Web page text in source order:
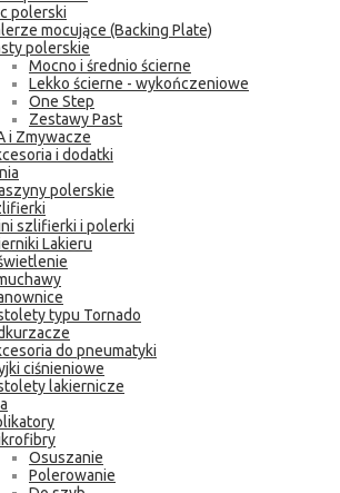
polerski
mocujące (Backing Plate)
polerskie
Mocno i średnio ścierne
Lekko ścierne - wykończeniowe
One Step
Zestawy Past
i Zmywacze
i dodatki
polerskie
szlifierki i polerki
Lakieru
typu Tornado
do pneumatyki
ciśnieniowe
lakiernicze
Osuszanie
Polerowanie